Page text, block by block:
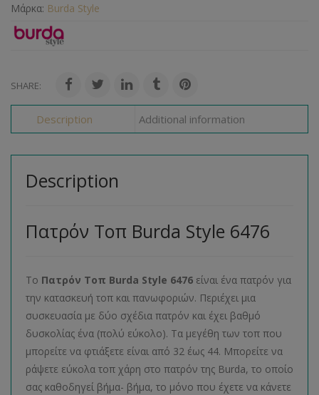
Μάρκα: Burda Style
SHARE:
Description Additional information
Description
Πατρόν Τοπ Burda Style 6476
Το Πατρόν Τοπ Burda Style 6476 είναι ένα πατρόν για
την κατασκευή τοπ και πανωφοριών. Περιέχει μια
συσκευασία με δύο σχέδια πατρόν και έχει βαθμό
δυσκολίας ένα (πολύ εύκολο). Τα μεγέθη των τοπ που
μπορείτε να φτιάξετε είναι από 32 έως 44. Μπορείτε να
ράψετε εύκολα τοπ χάρη στο πατρόν της Burda, το οποίο
σας καθοδηγεί βήμα- βήμα, το μόνο που έχετε να κάνετε